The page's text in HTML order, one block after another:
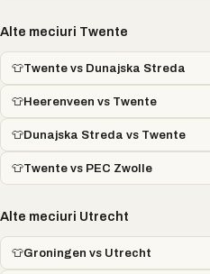
Alte meciuri Twente
👕Twente vs Dunajska Streda
👕Heerenveen vs Twente
👕Dunajska Streda vs Twente
👕Twente vs PEC Zwolle
Alte meciuri Utrecht
👕Groningen vs Utrecht